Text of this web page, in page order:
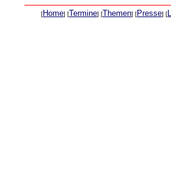
[Home] [Termine] [Themen] [Presse] [